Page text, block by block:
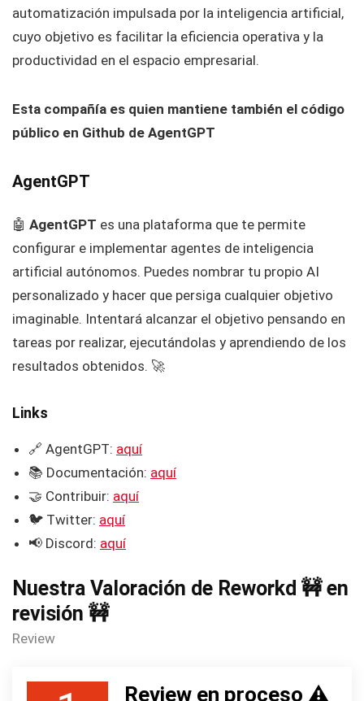
automatización impulsada por la inteligencia artificial,
cuyo objetivo es facilitar la eficiencia operativa y la
productividad en el espacio empresarial.
Esta compañía es quien mantiene también el código
público en Github de AgentGPT
AgentGPT
🤖 AgentGPT es una plataforma que te permite
configurar e implementar agentes de inteligencia
artificial autónomos. Puedes nombrar tu propio AI
personalizado y hacer que persiga cualquier objetivo
imaginable. Intentará alcanzar el objetivo pensando en
tareas por realizar, ejecutándolas y aprendiendo de los
resultados obtenidos. 🚀
Links
🔗 AgentGPT: aquí
📚 Documentación: aquí
🤝 Contribuir: aquí
🐦 Twitter: aquí
📢 Discord: aquí
Nuestra Valoración de Reworkd 🚧 en
revisión 🚧
Review
Review en proceso ⚠️